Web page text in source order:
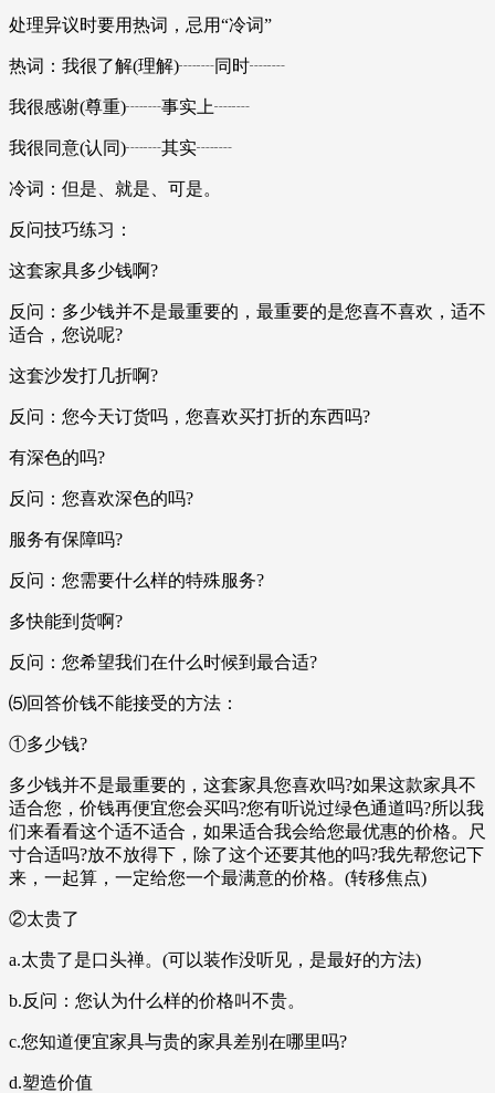
处理异议时要用热词，忌用“冷词”
热词：我很了解(理解)┈┈同时┈┈
我很感谢(尊重)┈┈事实上┈┈
我很同意(认同)┈┈其实┈┈
冷词：但是、就是、可是。
反问技巧练习：
这套家具多少钱啊?
反问：多少钱并不是最重要的，最重要的是您喜不喜欢，适不
适合，您说呢?
这套沙发打几折啊?
反问：您今天订货吗，您喜欢买打折的东西吗?
有深色的吗?
反问：您喜欢深色的吗?
服务有保障吗?
反问：您需要什么样的特殊服务?
多快能到货啊?
反问：您希望我们在什么时候到最合适?
⑸回答价钱不能接受的方法：
①多少钱?
多少钱并不是最重要的，这套家具您喜欢吗?如果这款家具不
适合您，价钱再便宜您会买吗?您有听说过绿色通道吗?所以我
们来看看这个适不适合，如果适合我会给您最优惠的价格。尺
寸合适吗?放不放得下，除了这个还要其他的吗?我先帮您记下
来，一起算，一定给您一个最满意的价格。(转移焦点)
②太贵了
a.太贵了是口头禅。(可以装作没听见，是最好的方法)
b.反问：您认为什么样的价格叫不贵。
c.您知道便宜家具与贵的家具差别在哪里吗?
d.塑造价值